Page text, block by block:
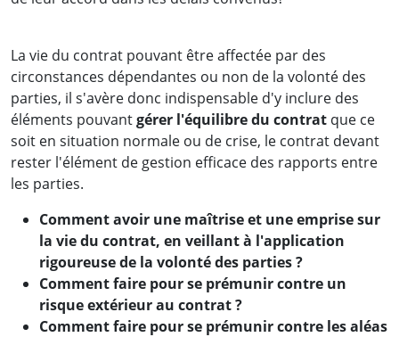
La vie du contrat pouvant être affectée par des
circonstances dépendantes ou non de la volonté des
parties, il s'avère donc indispensable d'y inclure des
éléments pouvantgérer l'équilibre du contrat que ce
soit en situation normale ou de crise, le contrat devant
rester l'élément de gestion efficace des rapports entre
les parties.
Comment avoir une maîtrise et une emprise sur
la vie du contrat, en veillant à l'application
rigoureuse de la volonté des parties ?
Comment faire pour se prémunir contre un
risque extérieur au contrat ?
Comment faire pour se prémunir contre les aléas